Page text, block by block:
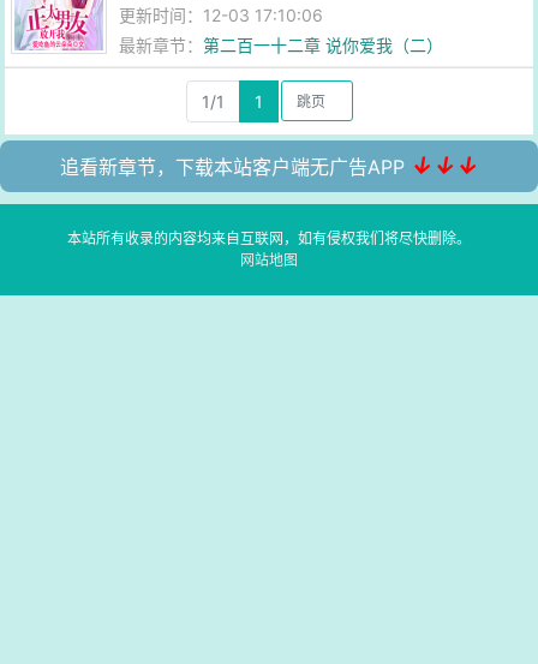
更新时间：12-03 17:10:06
最新章节：第二百一十二章 说你爱我（二）
1/1 1
追看新章节，下载本站客户端无广告APP ↓↓↓
本站所有收录的内容均来自互联网，如有侵权我们将尽快删除。
网站地图